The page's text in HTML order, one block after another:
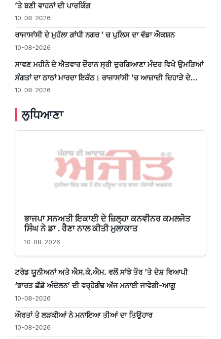
’ਤੇ ਬਣੀ ਵਾਹਨਾਂ ਦੀ ਪਾਰਕਿੰਗ
10-08-2026
ਰਾਜਾਸਾਂਸੀ ਦੇ ਮੁਹੱਲਾ ਗਾਂਧੀ ਨਗਰ ’ ਚ ਪੁਲਿਸ ਦਾ ਵੱਡਾ ਐਕਸ਼ਨ
10-08-2026
ਸਾਵਣ ਮਹੀਨੇ ਦੇ ਐਤਵਾਰ ਦੌਰਾਨ ਸ੍ਰੀ ਦੁਰਗਿਆਣਾ ਮੰਦਰ ਵਿਖੇ ਉਮੜਿਆਂ
ਸੰਗਤਾਂ ਦਾ ਠਾਠਾਂ ਮਾਰਦਾ ਇਕੱਠ। ਰਾਜਾਸਾਂਸੀ ’ਚ ਆਜ਼ਾਦੀ ਦਿਹਾੜੇ ਦੇ...
10-08-2026
ਲੁਧਿਆਣਾ
ਭਾਜਪਾ ਸਨਅਤੀ ਇਕਾਈ ਦੇ ਜ਼ਿਲ੍ਹਾ ਕਨਵੀਨਰ ਕਮਲਜੋਤ
ਸਿੰਘ ਨੇ ਡਾ . ਰੈਣਾ ਨਾਲ ਕੀਤੀ ਮੁਲਾਕਾਤ
10-08-2026
ਟਰੇਡ ਯੂਨੀਅਨਾਂ ਅਤੇ ਐਸ.ਕੇ.ਐਮ. ਵਲੋਂ ਸਾਂਝੇ ਤੌਰ ’ਤੇ ਦੇਸ਼ ਵਿਆਪੀ
‘ਭਾਰਤ ਛੱਡੋ ਅੰਦੋਲਨ’ ਦੀ ਵਰ੍ਹੇਗੰਢ ਅੱਜ ਮਨਾਈ ਜਾਵੇਗੀ-ਆਗੂ
10-08-2026
ਔਰਤਾਂ ਤੇ ਲੜਕੀਆਂ ਨੇ ਮਨਾਇਆ ਤੀਆਂ ਦਾ ਤਿਉਹਾਰ
10-08-2026